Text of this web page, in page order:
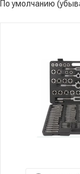
По умолчанию